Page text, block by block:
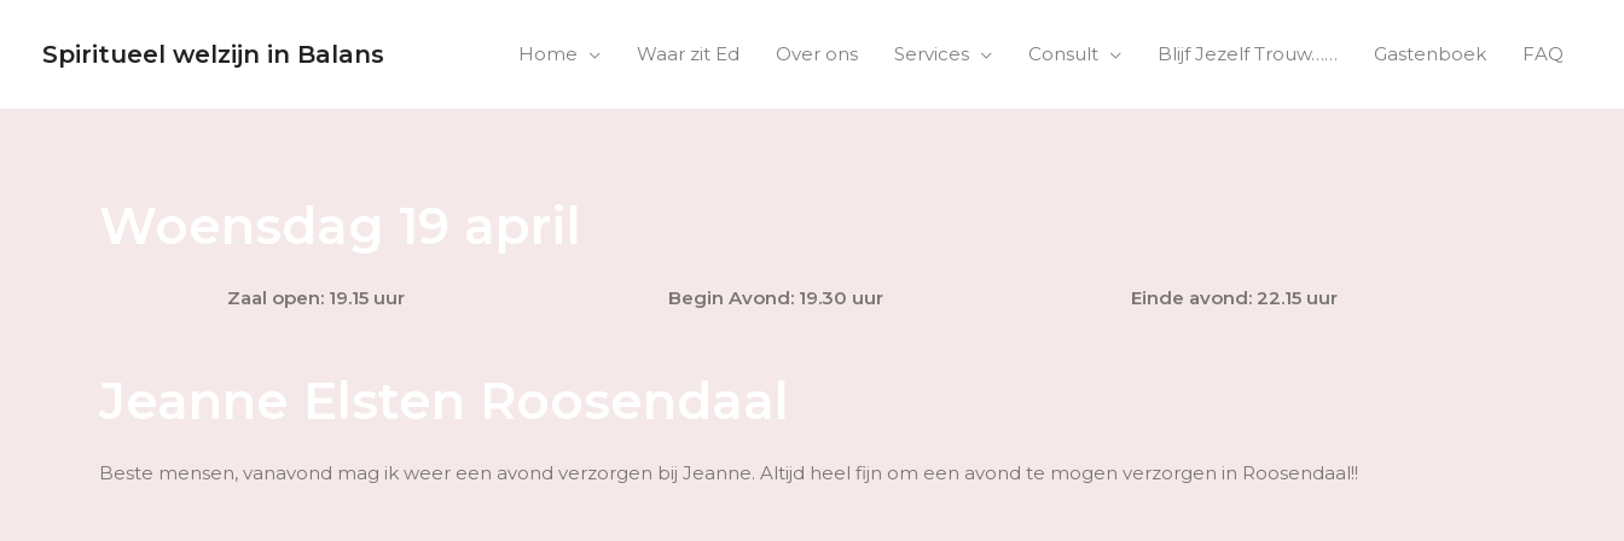
Spiritueel welzijn in Balans Home Waar zit Ed Over ons Services Consult Blijf Jezelf Trouw…… Gastenboek FAQ
Zaal open: 19.15 uur Begin Avond: 19.30 uur Einde avond: 22.15 uur
Beste mensen, vanavond mag ik weer een avond verzorgen bij Jeanne. Altijd heel fijn om een avond te mogen verzorgen in Roosendaal!!